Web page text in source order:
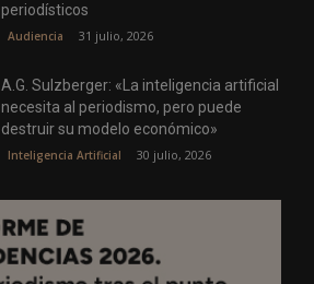
periodísticos
Audiencia 31 julio, 2026
A.G. Sulzberger: «La inteligencia artificial
necesita al periodismo, pero puede
destruir su modelo económico»
Inteligencia Artificial 30 julio, 2026